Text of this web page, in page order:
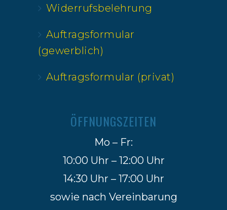
Widerrufsbelehrung
Auftragsformular
(gewerblich)
Auftragsformular (privat)
ÖFFNUNGSZEITEN
Mo – Fr:
10:00 Uhr – 12:00 Uhr
14:30 Uhr – 17:00 Uhr
sowie nach Vereinbarung